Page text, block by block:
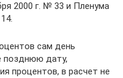
2000 г. № 33 и Пленума
сам день
позднюю дату,
процентов, в расчет не